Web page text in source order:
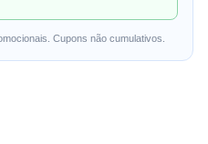
Cupons não cumulativos.